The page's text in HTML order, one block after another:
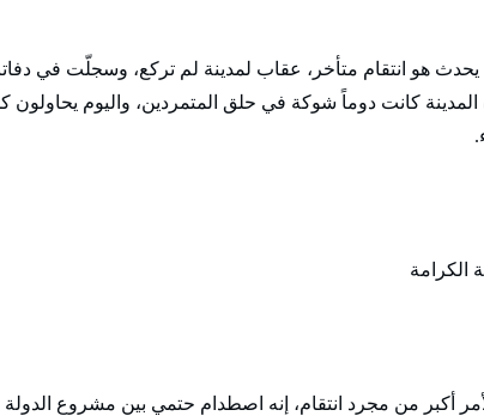
هو انتقام متأخر، عقاب لمدينة لم تركع، وسجلّت في
المدينة كانت دوماً شوكة في حلق المتمردين، واليوم
الكرامة
أكبر من مجرد انتقام، إنه اصطدام حتمي بين مشروع الدولة